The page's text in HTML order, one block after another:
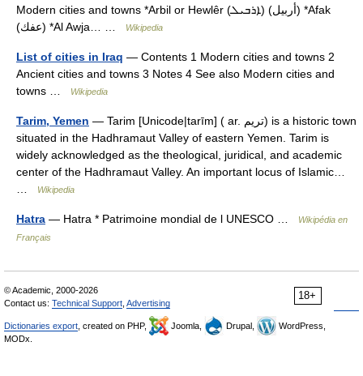
Modern cities and towns *Arbil or Hewlêr (ܐܪܒܝܠ) (أربيل) *Afak
(عفك) *Al Awja… …
Wikipedia
List of cities in Iraq — Contents 1 Modern cities and towns 2
Ancient cities and towns 3 Notes 4 See also Modern cities and
towns …
Wikipedia
Tarim, Yemen — Tarim [Unicode|tarīm] ( ar. تريم) is a historic town
situated in the Hadhramaut Valley of eastern Yemen. Tarim is
widely acknowledged as the theological, juridical, and academic
center of the Hadhramaut Valley. An important locus of Islamic…
Wikipedia
Hatra — Hatra * Patrimoine mondial de l UNESCO …
Wikipédia en
Français
18+
© Academic, 2000-2026
Contact us: Technical Support Advertising
Dictionaries export , created on PHP, Joomla, Drupal,
WordPress,
MODx.